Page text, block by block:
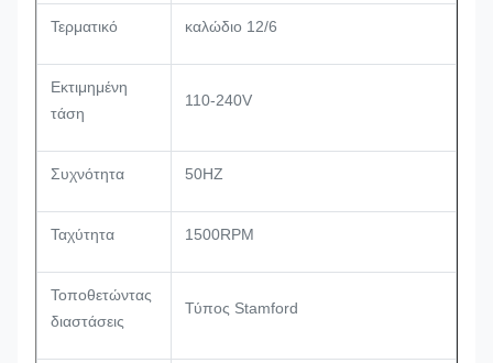
Τερματικό καλώδιο 12/6
Εκτιμημένη
τάση
110-240V
Συχνότητα 50HZ
Ταχύτητα 1500RPM
Τοποθετώντας
διαστάσεις
Τύπος Stamford